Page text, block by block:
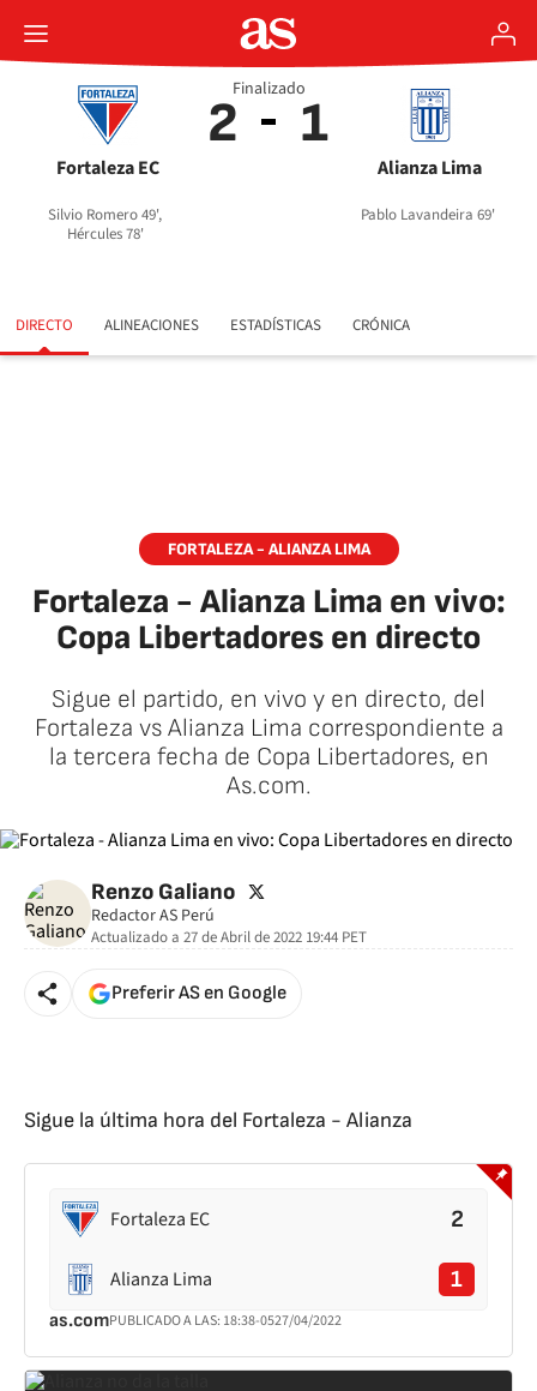
Fortaleza EC
2
Silvio Romero 49',
Hércules 78'
Alianza Lima
1
Pablo Lavandeira 69'
Finalizado
DIRECTO ALINEACIONES ESTADÍSTICAS CRÓNICA
FORTALEZA - ALIANZA LIMA
Fortaleza - Alianza Lima en vivo:
Copa Libertadores en directo
Sigue el partido, en vivo y en directo, del
Fortaleza vs Alianza Lima correspondiente a
la tercera fecha de Copa Libertadores, en
As.com.
Renzo Galiano twitter
Redactor AS Perú
Actualizado a 27 de Abril de 2022 19:44 PET
Preferir AS en Google
Sigue la última hora del Fortaleza - Alianza
Fortaleza EC 2
Alianza Lima 1
as.comPUBLICADO A LAS: 18:38-0527/04/2022